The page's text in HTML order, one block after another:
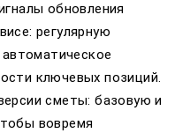
обновления
регулярную
ключевых позиций.
сметы: базовую и
вовремя